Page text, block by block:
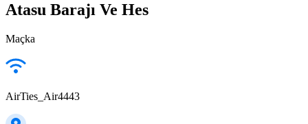
Atasu Barajı Ve Hes
Maçka
AirTies_Air4443